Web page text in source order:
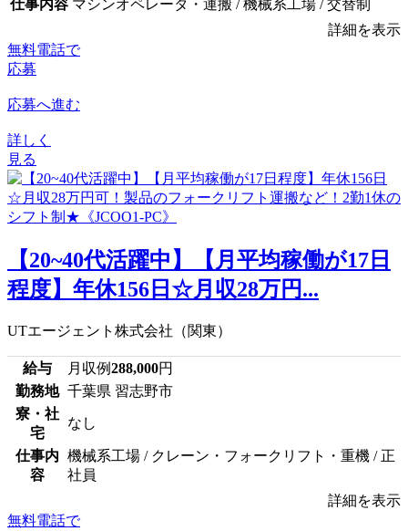
仕事内容 マシンオペレータ・運搬 / 機械系工場 / 交替制
詳細を表示
無料電話で
応募
応募へ進む
詳しく
見る
【20~40代活躍中】【月平均稼働が17日
程度】年休156日☆月収28万円...
UTエージェント株式会社（関東）
給与 月収例288,000円
勤務地 千葉県 習志野市
寮・社
宅
なし
仕事内
容
機械系工場 / クレーン・フォークリフト・重機 / 正
社員
詳細を表示
無料電話で